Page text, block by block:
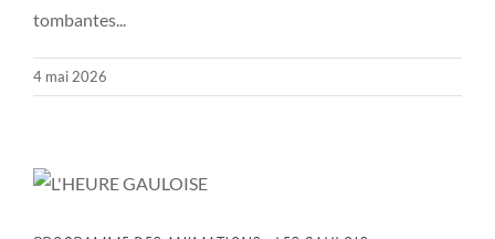
tombantes...
4 mai 2026